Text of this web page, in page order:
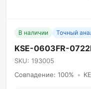
В наличии Точный
KSE-0603FR-
SKU: 193005
Совпадение: 100% •